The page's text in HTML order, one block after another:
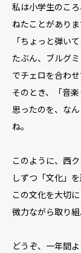
私は小学生のこ
ねたことがありま
「ちょっと弾い
たぶん、ブルグ
でチェロを合わ
そのとき、「音
思ったのを、な
ね。
このように、西
しずつ「文化」
この文化を大切
微力ながら取り組
どうぞ、一年間